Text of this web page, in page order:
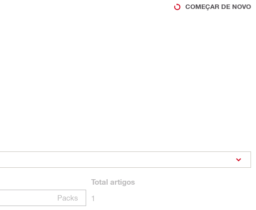
COMEÇAR DE NOVO
Packs
Total artigos
1